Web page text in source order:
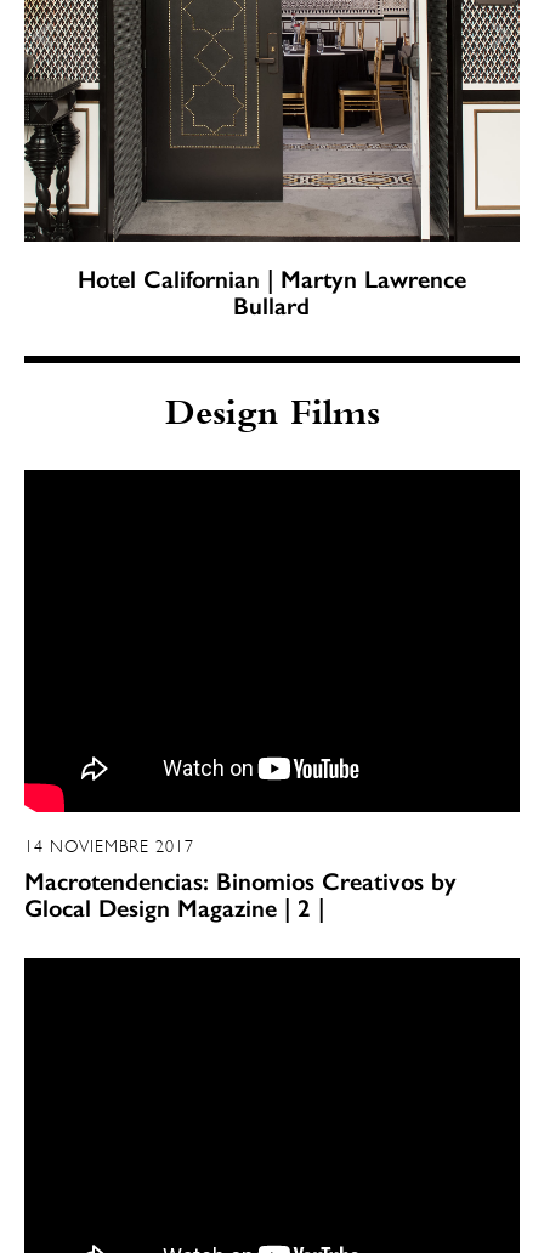
Hotel Californian | Martyn Lawrence
Bullard
Design Films
14 NOVIEMBRE 2017
Macrotendencias: Binomios Creativos by
Glocal Design Magazine | 2 |